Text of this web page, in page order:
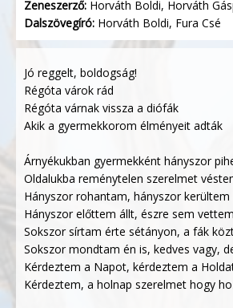
Zeneszerző: Horváth Boldi, Horváth
Dalszövegíró: Horváth Boldi, Fura Csé
Jó reggelt, boldogság!
Régóta várok rád
Régóta várnak vissza a diófák
Akik a gyermekkorom élményeit adták
Árnyékukban gyermekként hányszor
Oldalukba reménytelen szerelmet
Hányszor rohantam, hányszor kerültem
Hányszor előttem állt, észre sem vettem
Sokszor sírtam érte sétányon, a fák
Sokszor mondtam én is, kedves vagy,
Kérdeztem a Napot, kérdeztem a
Kérdeztem, a holnap szerelmet hogy